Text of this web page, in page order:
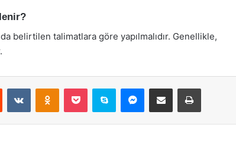
belirtilen talimatlara göre yapılmalıdır. Genellikle,
Reddit VKontakteOdnoklassniki
Pocket Skype Messenger
E-Posta ile paylaş Yazdır